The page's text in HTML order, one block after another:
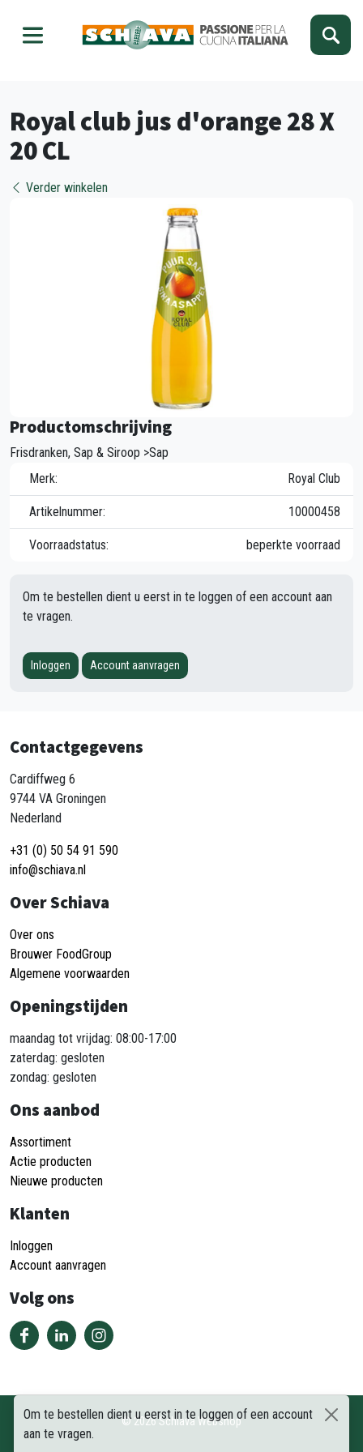
Royal club jus d'orange 28 X
20 CL
Verder winkelen
Productomschrijving
Frisdranken, Sap & Siroop >Sap
Merk:
Royal Club
Artikelnummer: 10000458
Voorraadstatus: beperkte voorraad
Om te bestellen dient u eerst in te loggen of een account aan
te vragen.
Inloggen Account aanvragen
Om te bestellen dient u eerst in te loggen of een account
aan te vragen.
Contactgegevens
Cardiffweg 6
9744 VA Groningen
Nederland
+31 (0) 50 54 91 590
info@schiava.nl
Over Schiava
Over ons
Brouwer FoodGroup
Algemene voorwaarden
Openingstijden
maandag tot vrijdag: 08:00-17:00
zaterdag: gesloten
zondag: gesloten
Ons aanbod
Assortiment
Actie producten
Nieuwe producten
Klanten
Inloggen
Account aanvragen
Volg ons
©2026Schiava Webshop